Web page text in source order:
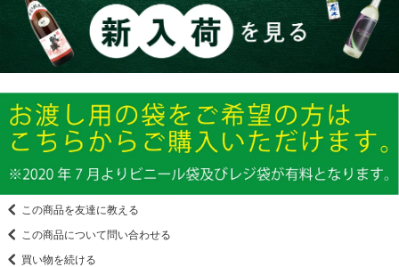
この商品を友達に教える
この商品について問い合わせる
買い物を続ける